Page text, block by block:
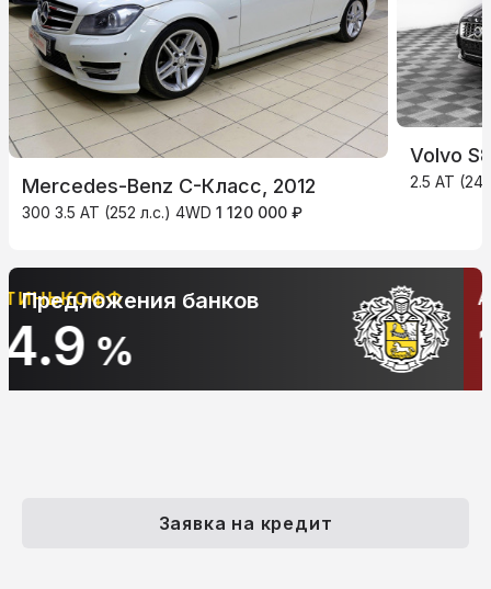
Mercedes-Benz C-Класс, 2012
300 3.5 AT (252 л.с.) 4WD 1 120 000 ₽
Volvo
2.5 AT
АЛЬФА-БАНК
10.9
Предложения банков
Заявка на кредит